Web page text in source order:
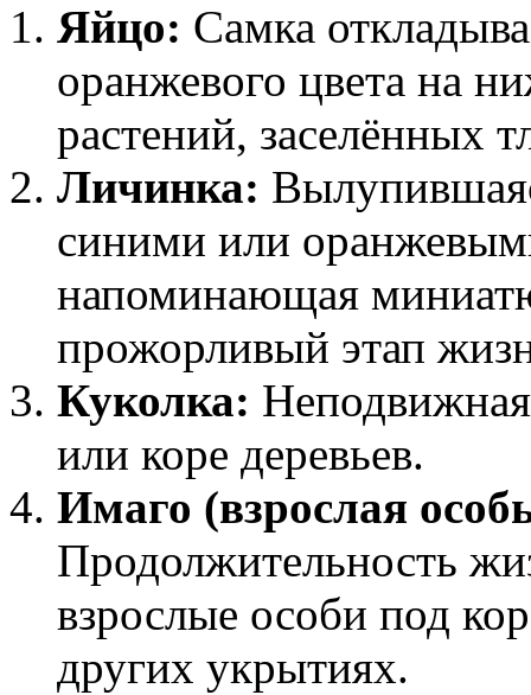
Яйцо: Самка
оранжевого цвета на
растений, заселённых
Личинка:
синими или
напоминающая
прожорливый этап
Куколка:
или коре деревьев.
Имаго (взрослая
Продолжительность
взрослые особи под
других укрытиях.